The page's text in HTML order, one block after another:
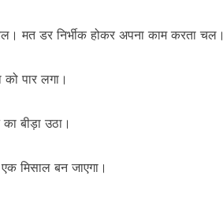
मत डर निर्भीक होकर अपना काम करता चल।
पार लगा।
बीड़ा उठा।
मिसाल बन जाएगा।